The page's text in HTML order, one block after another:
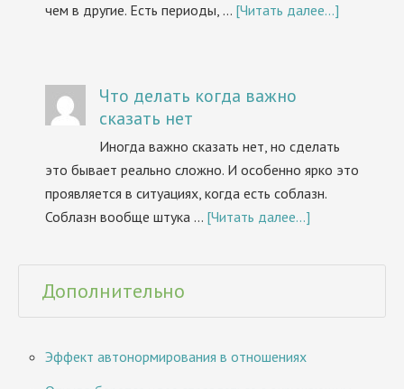
чем в другие. Есть периоды, … [Читать далее...]
Что делать когда важно
сказать нет
Иногда важно сказать нет, но сделать
это бывает реально сложно. И особенно ярко это
проявляется в ситуациях, когда есть соблазн.
Соблазн вообще штука … [Читать далее...]
Дополнительно
Эффект автонормирования в отношениях